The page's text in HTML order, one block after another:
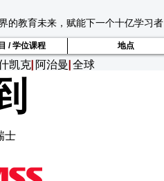
的教育未来，赋能下一个十亿学习者
/ 学位课程 地点
凯克 阿治曼 全球
士